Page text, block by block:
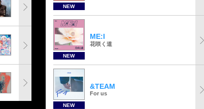
NEW
NEW
ME:I
花咲く道
NEW
&TEAM
For us